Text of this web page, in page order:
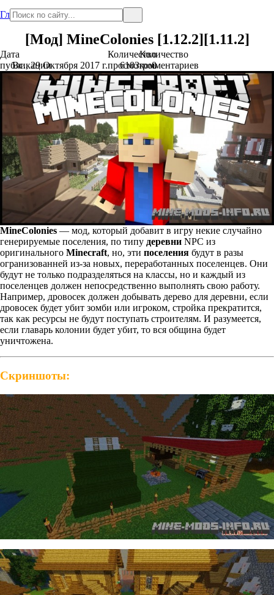
Главная
[Мод] MineColonies [1.12.2][1.11.2]
Дата
публикации
Вс., 29 Октября 2017 г.
Количество
просмотров
6103
Количество
комментариев
0
MineColonies — мод, который добавит в игру некие случайно
генерируемые поселения, по типу деревни NPC из
оригинального Minecraft, но, эти поселения будут в разы
огранизованней из-за новых, переработанных поселенцев. Они
будут не только подразделяться на классы, но и каждый из
поселенцев должен непосредственно выполнять свою работу.
Например, дровосек должен добывать дерево для деревни, если
дровосек будет убит зомби или игроком, стройка прекратится,
так как ресурсы не будут поступать строителям. И разумеется,
если главарь колонии будет убит, то вся община будет
уничтожена.
Скриншоты: